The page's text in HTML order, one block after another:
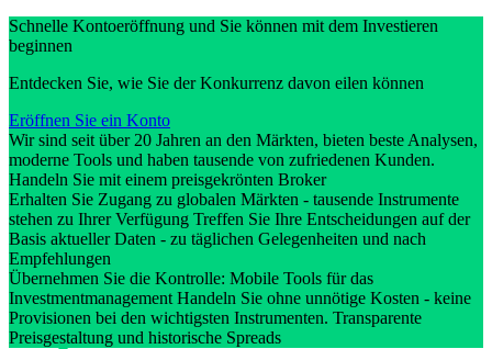
Schnelle Kontoeröffnung und Sie können mit dem Investieren
beginnen
Entdecken Sie, wie Sie der Konkurrenz davon eilen können
Eröffnen Sie ein Konto
Wir sind seit über 20 Jahren an den Märkten, bieten beste Analysen,
moderne Tools und haben tausende von zufriedenen Kunden.
Handeln Sie mit einem preisgekrönten Broker
Erhalten Sie Zugang zu globalen Märkten - tausende Instrumente
stehen zu Ihrer Verfügung Treffen Sie Ihre Entscheidungen auf der
Basis aktueller Daten - zu täglichen Gelegenheiten und nach
Empfehlungen
Übernehmen Sie die Kontrolle: Mobile Tools für das
Investmentmanagement Handeln Sie ohne unnötige Kosten - keine
Provisionen bei den wichtigsten Instrumenten. Transparente
Preisgestaltung und historische Spreads